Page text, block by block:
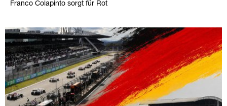
Franco Colapinto sorgt für Rot